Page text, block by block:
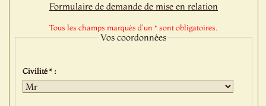
Formulaire de demande de mise en relation
Tous les champs marqués d'un * sont obligatoires.
Vos coordonnées
Civilité * :